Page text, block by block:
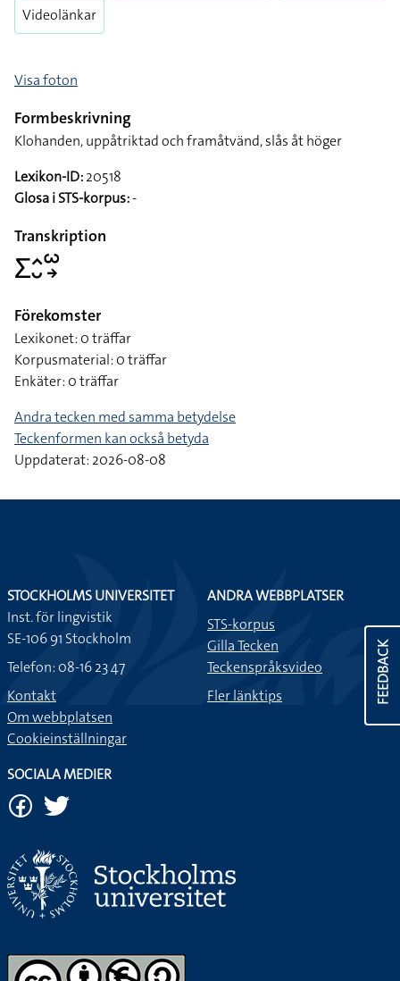
Videolänkar
Visa foton
Formbeskrivning
Klohanden, uppåtriktad och framåtvänd, slås åt höger
Lexikon-ID:20518
Glosa i STS-korpus:-
Transkription
􌤥􌤵􌤷􌥱􌥽
Förekomster
Lexikonet: 0 träffar
Korpusmaterial: 0 träffar
Enkäter: 0 träffar
Andra tecken med samma betydelse
Teckenformen kan också betyda
Uppdaterat: 2026-08-08
FEEDBACK
STOCKHOLMS UNIVERSITET
Inst. för lingvistik
SE-106 91 Stockholm
Telefon: 08-16 23 47
Kontakt
Om webbplatsen
Cookieinställningar
ANDRA WEBBPLATSER
STS-korpus
Gilla Tecken
Teckenspråksvideo
Fler länktips
SOCIALA MEDIER